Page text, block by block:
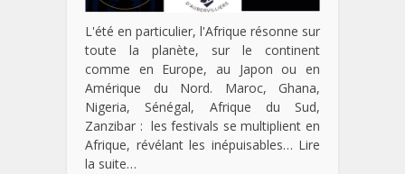
L'été en particulier, l'Afrique résonne sur
toute la planète, sur le continent
comme en Europe, au Japon ou en
Amérique du Nord. Maroc, Ghana,
Nigeria, Sénégal, Afrique du Sud,
Zanzibar : les festivals se multiplient en
Afrique, révélant les inépuisables… Lire
la suite…